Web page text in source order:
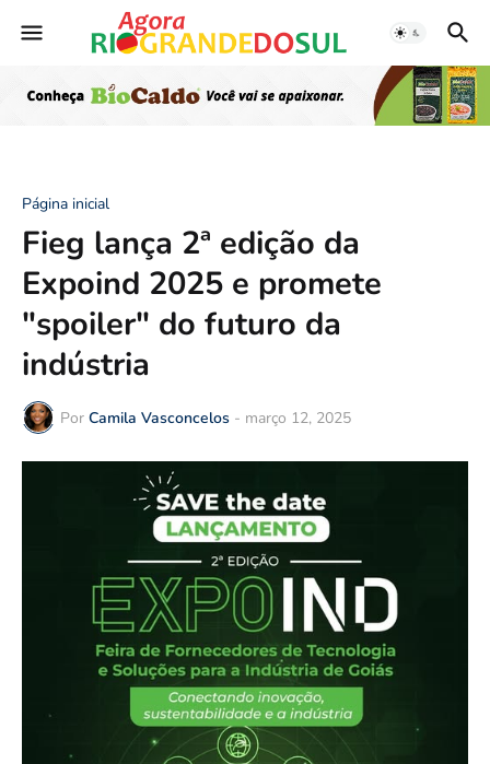
Página inicial
Fieg lança 2ª edição da
Expoind 2025 e promete
"spoiler" do futuro da
indústria
Por Camila Vasconcelos - março 12, 2025